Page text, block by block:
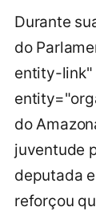
Durante
do
entity-
do
juventude
deputada
reforçou